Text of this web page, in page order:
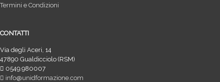
Termini e Condizioni
CONTATTI
Via degli Aceri, 14
47890 Gualdicciolo (RSM)
0549.980007
info@unidformazione.com